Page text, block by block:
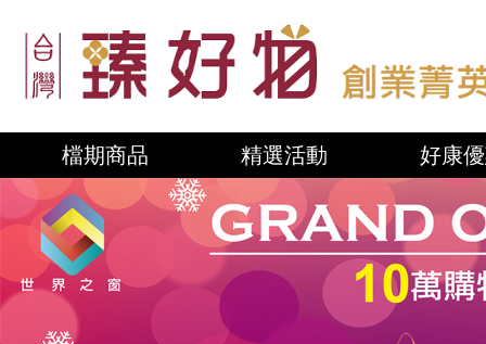
檔期商品 精選活動 好康